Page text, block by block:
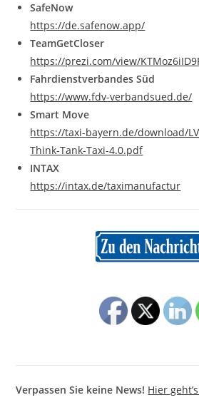
SafeNow
https://de.safenow.app/
TeamGetCloser
https://prezi.com/view/
Fahrdienstverbandes Süd
https://www.fdv-verbandsued.de/
Smart Move
https://taxi-bayern.de/download/
Think-Tank-Taxi-4.0.pdf
INTAX
https://intax.de/taximanufactur
Verpassen Sie keine News! Hier